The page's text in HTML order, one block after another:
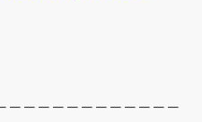
－－－－－－－－－－－－